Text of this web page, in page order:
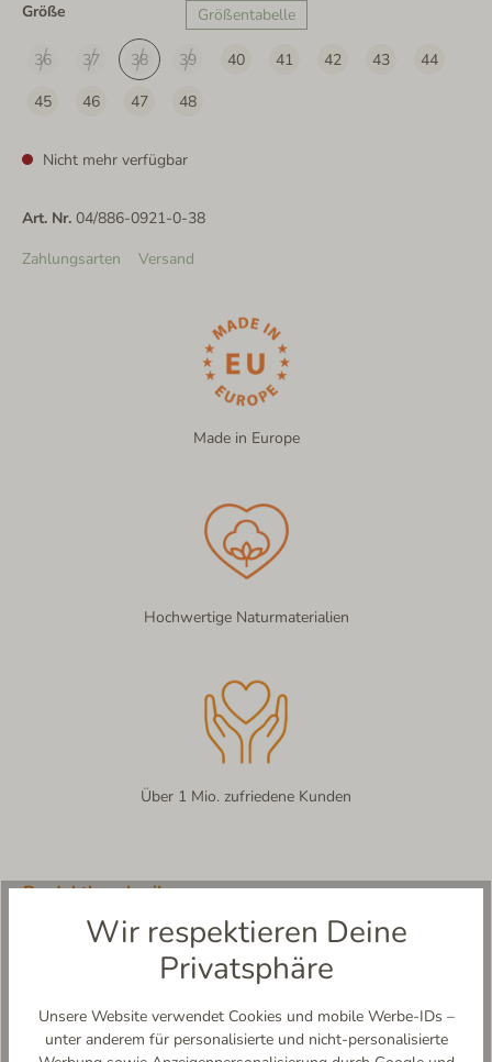
Größe Größentabelle
36 37 38 39 40 41 42 43
44
45
46 47 48
Nicht mehr verfügbar
Art. Nr. 04/886-0921-0-38
Zahlungsarten
Versand
Made in Europe
Hochwertige Naturmaterialien
Über 1 Mio. zufriedene Kunden
Produktbeschreibung
Schmittenhöhe – Klassisches Karo trifft gemütlichen Komfort!
Zeitlos, stilvoll und unglaublich bequem – der Schmittenhöhe
Pantoffel ist die perfekte Mischung aus Tradition und modernem
elegante, alpine Note, während das ergonomische Fußbett für
höchsten Tragekomfort sorgt.
Wir respektieren Deine
Privatsphäre
Unsere Website verwendet Cookies und mobile Werbe-IDs –
unter anderem für personalisierte und nicht-personalisierte